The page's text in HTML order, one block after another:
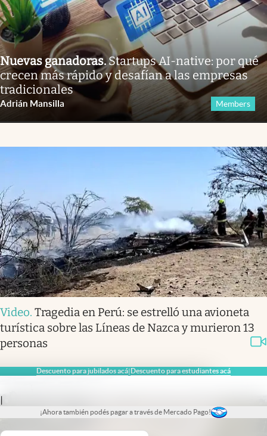
Descuento para jubilados acá|Descuento para estudiantes acá
|
¡Ahora también podés pagar a través de Mercado Pago!
Nuevas ganadoras.Startups AI-native: por qué
crecen más rápido y desafían a las empresas
tradicionales
Adrián Mansilla Members
Video. Tragedia en Perú: se estrelló una avioneta
turística sobre las Líneas de Nazca y murieron 13
personas